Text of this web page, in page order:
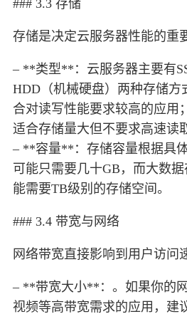
### 3.3 存储
存储是决定云服务器性能的重
– **类型**：云服务器主要有
HDD（机械硬盘）两种存储方
合对读写性能要求较高的应用
适合存储量大但不要求高速读
– **容量**：存储容量根据具
可能只需要几十GB，而大数据
能需要TB级别的存储空间。
### 3.4 带宽与网络
网络带宽直接影响到用户访问
– **带宽大小**：。如果你的
视频等高带宽需求的应用，建